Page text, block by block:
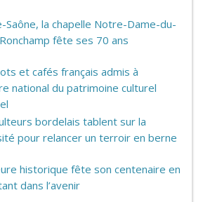
Saône, la chapelle Notre-Dame-du-
fête ses 70 ans
et cafés français admis à
national du patrimoine culturel
bordelais tablent sur la
pour relancer un terroir en berne
historique fête son centenaire en
dans l’avenir